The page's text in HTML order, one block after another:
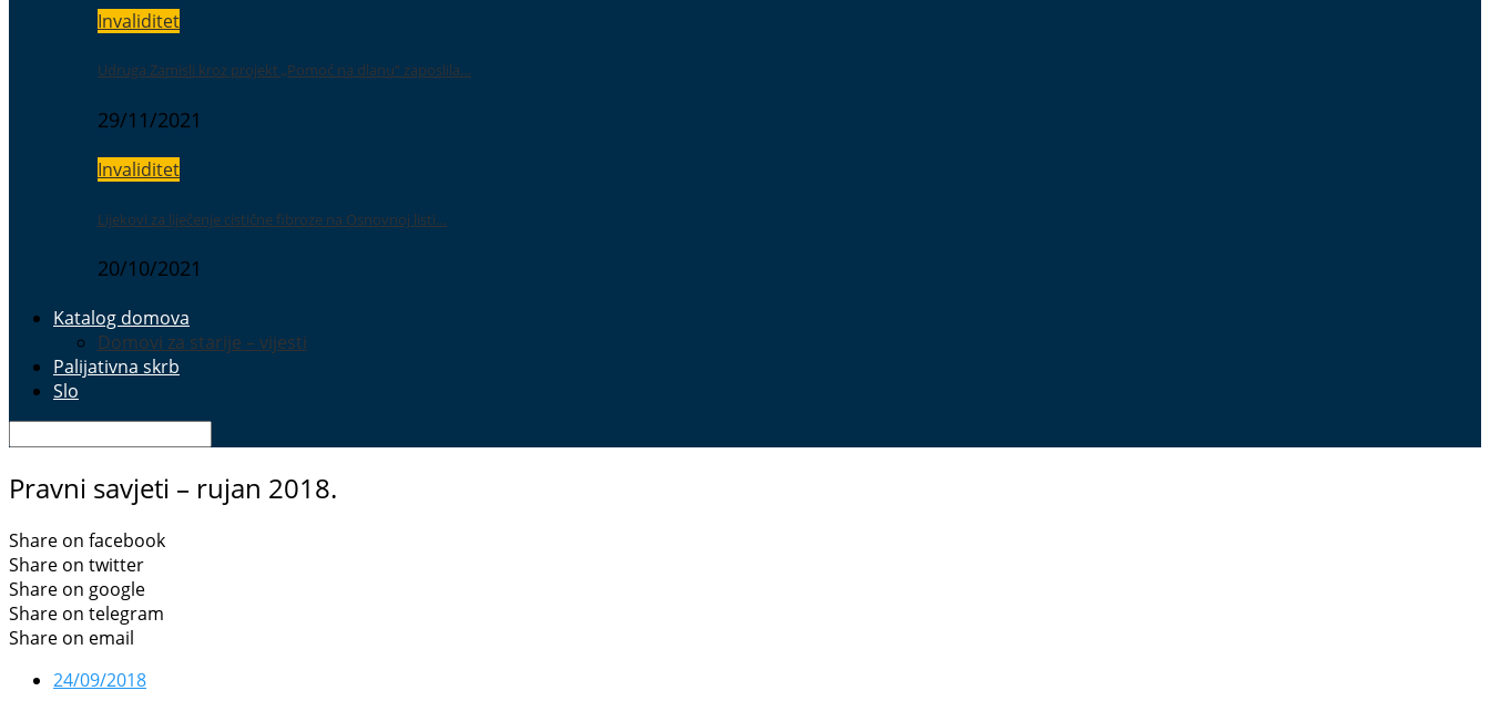
Invaliditet
Udruga Zamisli kroz projekt „Pomoć na dlanu“ zaposlila…
29/11/2021
Invaliditet
Lijekovi za liječenje cistične fibroze na Osnovnoj listi…
20/10/2021
Katalog domova
Domovi za starije – vijesti
Palijativna skrb
Slo
Pravni savjeti – rujan 2018.
Share on facebook
Share on twitter
Share on google
Share on telegram
Share on email
24/09/2018